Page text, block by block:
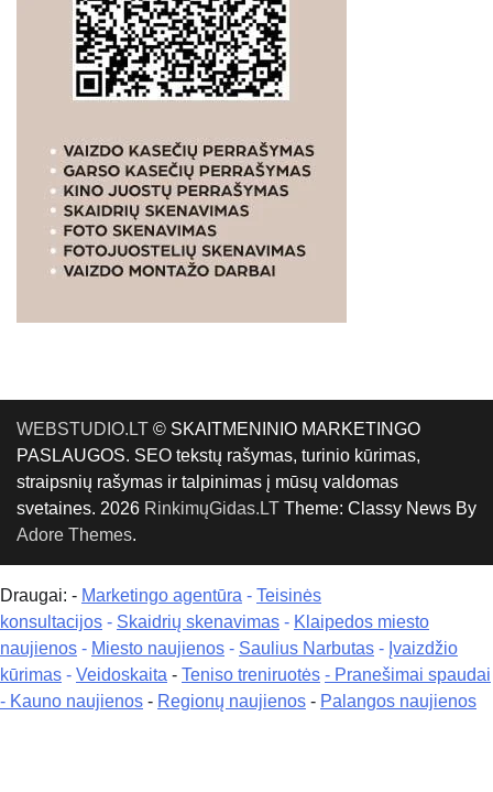
WEBSTUDIO.LT © SKAITMENINIO MARKETINGO
PASLAUGOS. SEO tekstų rašymas, turinio kūrimas,
straipsnių rašymas ir talpinimas į mūsų valdomas
svetaines. 2026 RinkimųGidas.LT Theme: Classy News By
Adore Themes.
Draugai: - Marketingo agentūra - Teisinės
konsultacijos - Skaidrių skenavimas - Klaipedos miesto
naujienos - Miesto naujienos - Saulius Narbutas - Įvaizdžio
kūrimas - Veidoskaita - Teniso treniruotės - Pranešimai spaudai
- Kauno naujienos - Regionų naujienos - Palangos naujienos